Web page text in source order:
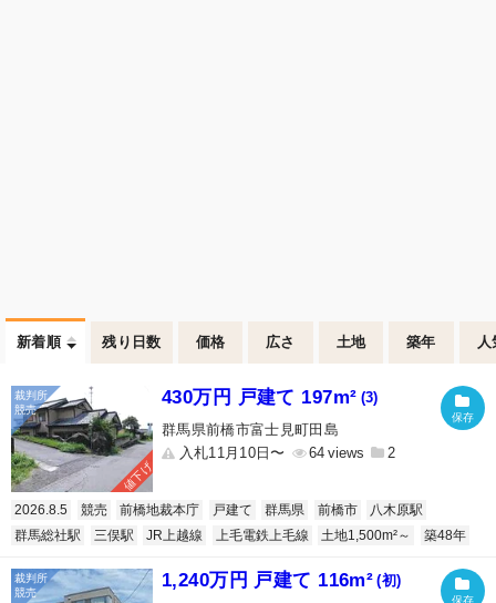
新着順 残り日数 価格 広さ 土地 築年 人
値下げ
430万円 戸建て 197m² (3)
群馬県前橋市富士見町田島
入札11月10日〜
64 2
2026.8.5 競売 前橋地裁本庁 戸建て 群馬県 前橋市
八木原駅
群馬総社駅
三俣駅 JR上越線 上毛電鉄上毛線 土地1,500m²～ 築48年
1,240万円 戸建て 116m² (初)